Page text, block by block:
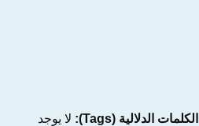
الكلمات الدلالية (Tags): لا يوجد